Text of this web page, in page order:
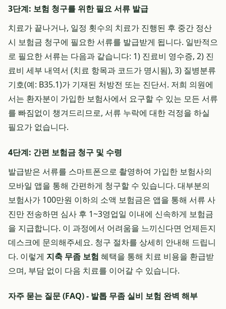
3단계: 보험 청구를 위한 필요 서류 발급
치료가 끝나거나, 일정 횟수의 치료가 진행된 후 중간 정산
시 보험금 청구에 필요한 서류를 발급받게 됩니다. 일반적으
로 필요한 서류는 다음과 같습니다: 1) 진료비 영수증, 2) 진
료비 세부 내역서 (치료 항목과 코드가 명시됨), 3) 질병분류
기호(예: B35.1)가 기재된 처방전 또는 진단서. 저희 의원에
서는 환자분이 가입한 보험사에서 요구할 수 있는 모든 서류
를 빠짐없이 챙겨드리므로, 서류 누락에 대한 걱정을 하실
필요가 없습니다.
4단계: 간편 보험금 청구 및 수령
발급받은 서류를 스마트폰으로 촬영하여 가입한 보험사의
모바일 앱을 통해 간편하게 청구할 수 있습니다. 대부분의
보험사가 100만원 이하의 소액 보험금은 앱을 통해 서류 사
진만 전송하면 심사 후 1~3영업일 이내에 신속하게 보험금
을 지급합니다. 이 과정에서 어려움을 느끼신다면 언제든지
데스크에 문의해주세요. 청구 절차를 상세히 안내해 드립니
다. 이렇게 지축 무좀 보험 혜택을 통해 치료 비용을 환급받
으며, 부담 없이 다음 치료를 이어갈 수 있습니다.
자주 묻는 질문 (FAQ) - 발톱 무좀 실비 보험 완벽 해부